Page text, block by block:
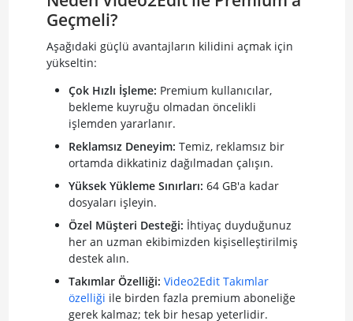
Geçmeli?
Aşağıdaki güçlü avantajların kilidini açmak için
yükseltin:
Çok Hızlı İşleme: Premium kullanıcılar,
bekleme kuyruğu olmadan öncelikli
işlemden yararlanır.
Reklamsız Deneyim: Temiz, reklamsız bir
ortamda dikkatiniz dağılmadan çalışın.
Yüksek Yükleme Sınırları: 64 GB'a kadar
dosyaları işleyin.
Özel Müşteri Desteği: İhtiyaç duyduğunuz
her an uzman ekibimizden kişiselleştirilmiş
destek alın.
Takımlar Özelliği: Video2Edit Takımlar
özelliği ile birden fazla premium aboneliğe
gerek kalmaz; tek bir hesap yeterlidir.